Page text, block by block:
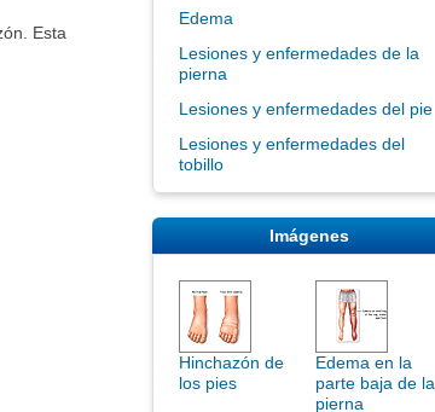
Esta
Edema
Lesiones y enfermedades de la
pierna
Lesiones y enfermedades del pie
Lesiones y enfermedades del
tobillo
Imágenes
Hinchazón de
los pies
Edema en la
parte baja de la
pierna